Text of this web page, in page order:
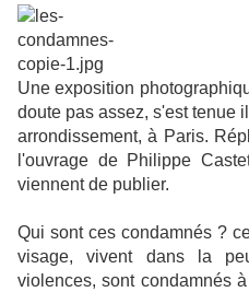
Une exposition
doute pas assez, s'est tenue
arrondissement, à Paris.
l'ouvrage de Philippe
viennent de publier.
Qui sont ces condamnés ?
visage, vivent dans la
violences, sont condamnés